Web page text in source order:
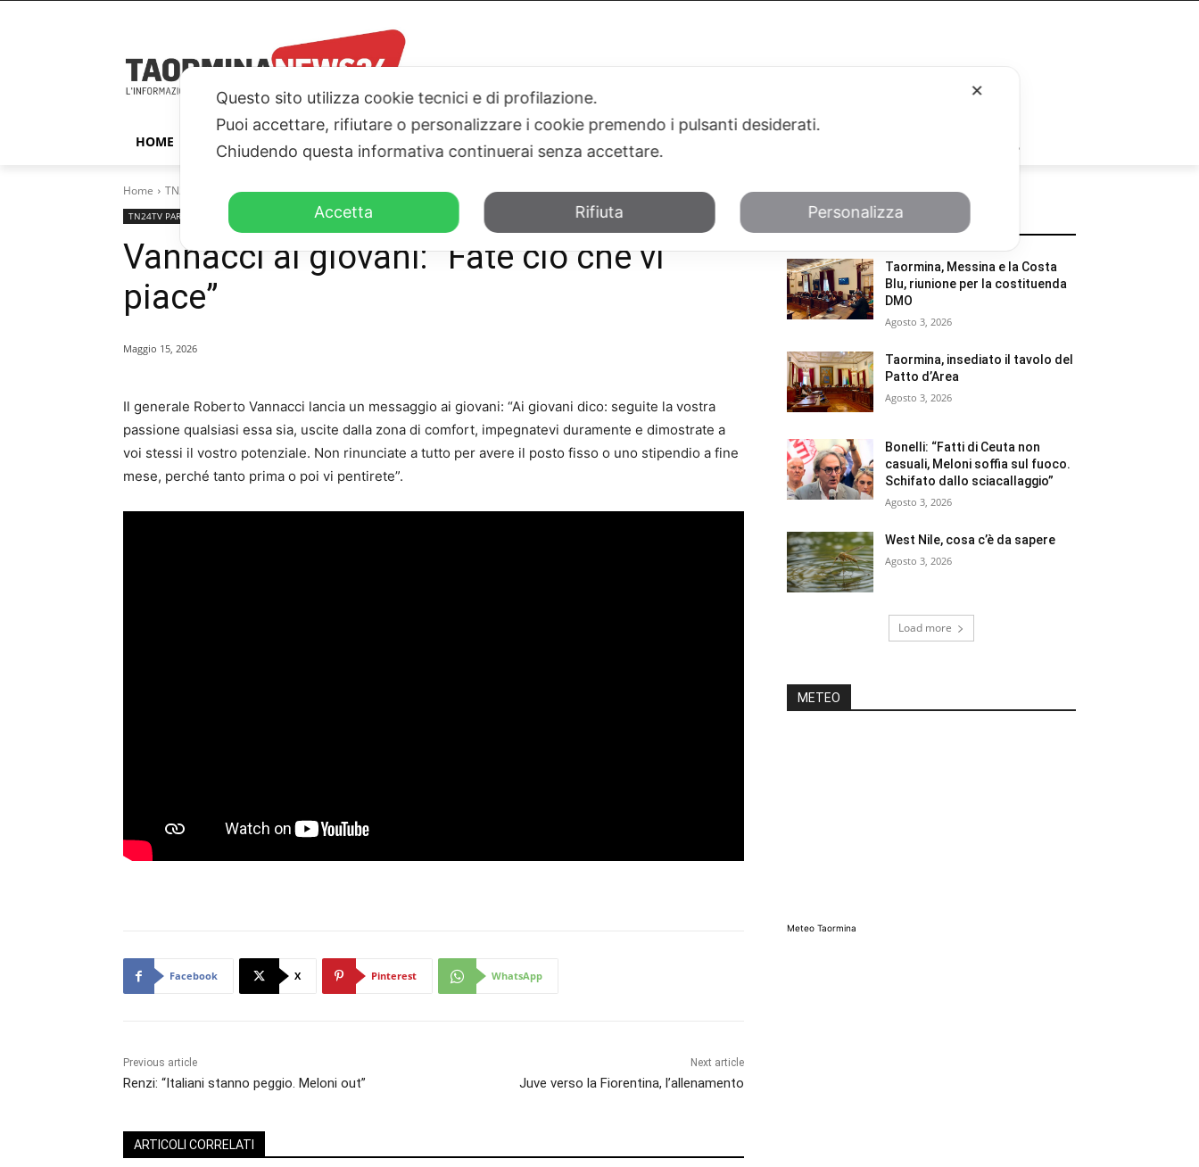
HOME TAORMINA ITALIA – ESTERI PARLAMENTO SALUTE
Home TN24TV PARLAMENTO Vannacci ai giovani: "Fate ciò che vi piace"
TN24TV PARLAMENTO
Vannacci ai giovani: “Fate ciò che vi
piace”
Maggio 15, 2026
Il generale Roberto Vannacci lancia un messaggio ai giovani: “Ai giovani dico: seguite la vostra
passione qualsiasi essa sia, uscite dalla zona di comfort, impegnatevi duramente e dimostrate a
voi stessi il vostro potenziale. Non rinunciate a tutto per avere il posto fisso o uno stipendio a fine
mese, perché tanto prima o poi vi pentirete”.
Facebook X Pinterest WhatsApp
Previous article
Renzi: “Italiani stanno peggio. Meloni out”
Next article
Juve verso la Fiorentina, l’allenamento
ARTICOLI CORRELATI
POTREBBE INTERESSARTI
Taormina, Messina e la Costa
Blu, riunione per la costituenda
DMO
Agosto 3, 2026
Taormina, insediato il tavolo del
Patto d’Area
Agosto 3, 2026
Bonelli: “Fatti di Ceuta non
casuali, Meloni soffia sul fuoco.
Schifato dallo sciacallaggio”
Agosto 3, 2026
West Nile, cosa c’è da sapere
Agosto 3, 2026
Load more
METEO
Meteo Taormina
✕
Questo sito utilizza cookie tecnici e di profilazione.
Puoi accettare, rifiutare o personalizzare i cookie premendo i pulsanti desiderati.
Chiudendo questa informativa continuerai senza accettare.
Accetta Rifiuta Personalizza